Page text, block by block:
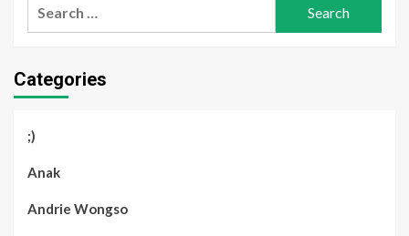
Categories
;)
Anak
Andrie Wongso